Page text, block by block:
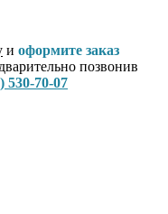
и оформите заказ
позвонив
530-70-07